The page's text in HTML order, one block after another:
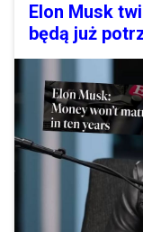
Elon Musk
będą już